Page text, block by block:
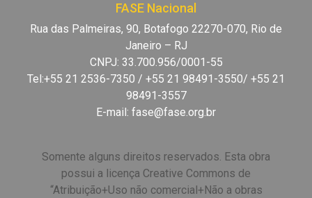
FASE Nacional
Rua das Palmeiras, 90, Botafogo 22270-070, Rio de
Janeiro – RJ
CNPJ: 33.700.956/0001-55
Tel:+55 21 2536-7350 / +55 21 98491-3550/ +55 21
98491-3557
E-mail: fase@fase.org.br
Somente alguns direitos reservados. Esta obra
possui a licença Creative Commons de
“Atribuição+Uso não comercial+Não a obras